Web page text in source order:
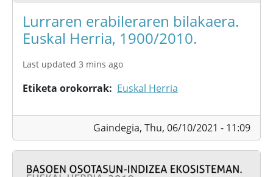
Lurraren erabileraren bilakaera.
Euskal Herria, 1900/2010.
Last updated 3 mins ago
Etiketa orokorrak Euskal Herria
Gaindegia, Thu, 06/10/2021 - 11:09